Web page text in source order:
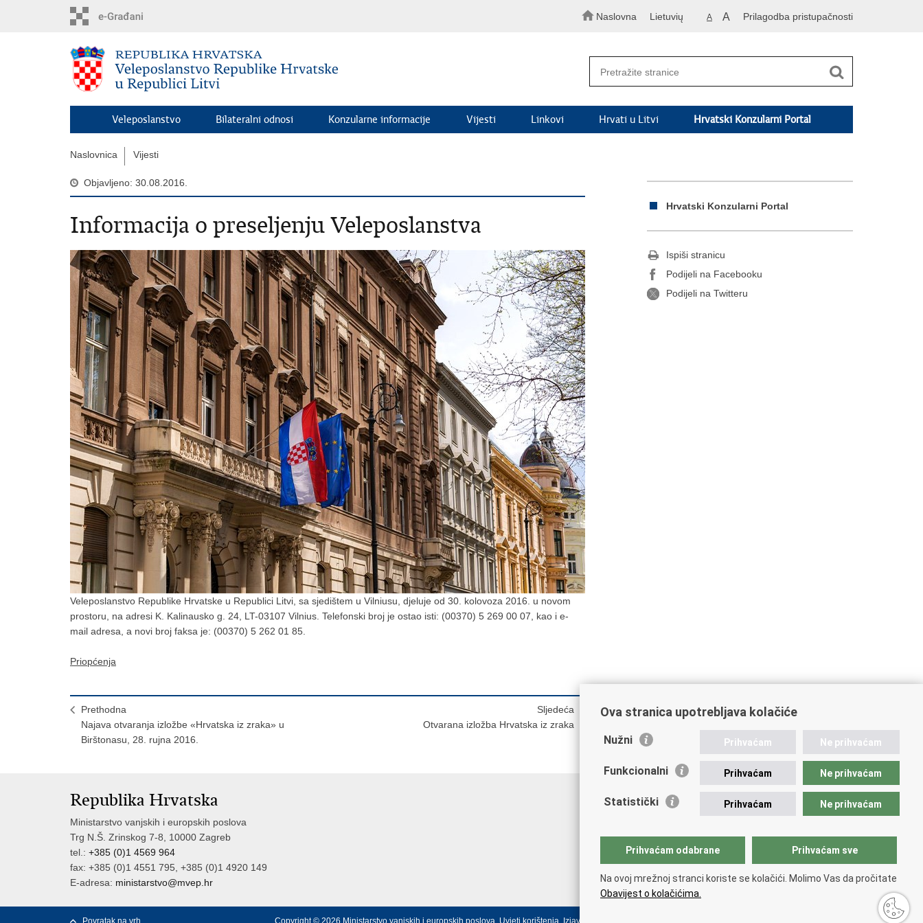
Naslovna Lietuvių A A Prilagodba pristupačnosti
Veleposlanstvo Bilateralni odnosi Konzularne informacije Vijesti Linkovi Hrvati u Litvi Hrvatski Konzularni Portal
Naslovnica Vijesti
Objavljeno: 30.08.2016.
Informacija o preseljenju Veleposlanstva
Veleposlanstvo Republike Hrvatske u Republici Litvi, sa sjedištem u Vilniusu, djeluje od 30. kolovoza 2016. u novom
prostoru, na adresi K. Kalinausko g. 24, LT-03107 Vilnius. Telefonski broj je ostao isti: (00370) 5 269 00 07, kao i e-
mail adresa, a novi broj faksa je: (00370) 5 262 01 85.
Priopćenja
Prethodna
Najava otvaranja izložbe «Hrvatska iz zraka» u
Birštonasu, 28. rujna 2016.
Sljedeća
Otvarana izložba Hrvatska iz zraka
Hrvatski Konzularni Portal
Ispiši stranicu
Podijeli na Facebooku
Podijeli na Twitteru
Republika Hrvatska
Ministarstvo vanjskih i europskih poslova
Trg N.Š. Zrinskog 7-8, 10000 Zagreb
tel.: +385 (0)1 4569 964
fax: +385 (0)1 4551 795, +385 (0)1 4920 149
E-adresa: ministarstvo@mvep.hr
Povratak na vrh Copyright © 2026 Ministarstvo vanjskih i europskih poslova. Uvjeti korištenja Izjava o pristupačnosti
Ova stranica upotrebljava kolačiće
Nužni Prihvaćam Ne prihvaćam
Funkcionalni Prihvaćam Ne prihvaćam
Statistički Prihvaćam Ne prihvaćam
Prihvaćam odabrane Prihvaćam sve
Na ovoj mrežnoj stranci koriste se kolačići. Molimo Vas da pročitate
Obavijest o kolačićima.